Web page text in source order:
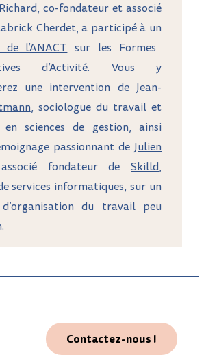
co-fondateur et associé
Cherdet, a participé à un
l’ANACT sur les Formes
d’Activité. Vous y
une intervention de Jean-
, sociologue du travail et
en sciences de gestion, ainsi
passionnant de Julien
fondateur deSkilld,
services informatiques, sur un
du travail peu
Contactez-nous !